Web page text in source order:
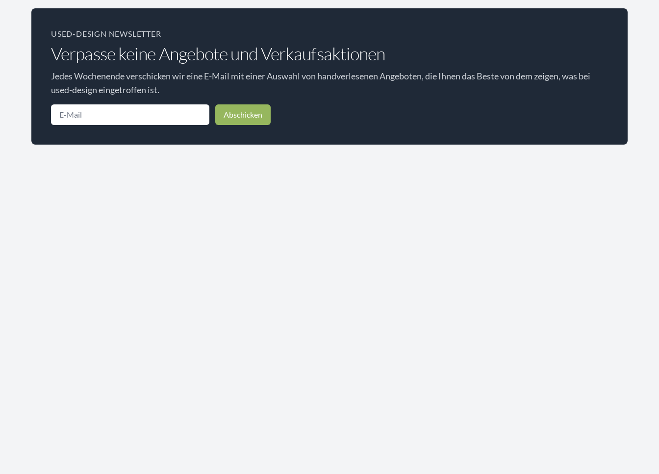
USED-DESIGN NEWSLETTER
Verpasse keine Angebote und Verkaufsaktionen
Jedes Wochenende verschicken wir eine E-Mail mit einer Auswahl von handverlesenen Angeboten, die Ihnen das Beste von dem zeigen, was bei
used-design eingetroffen ist.
Abschicken